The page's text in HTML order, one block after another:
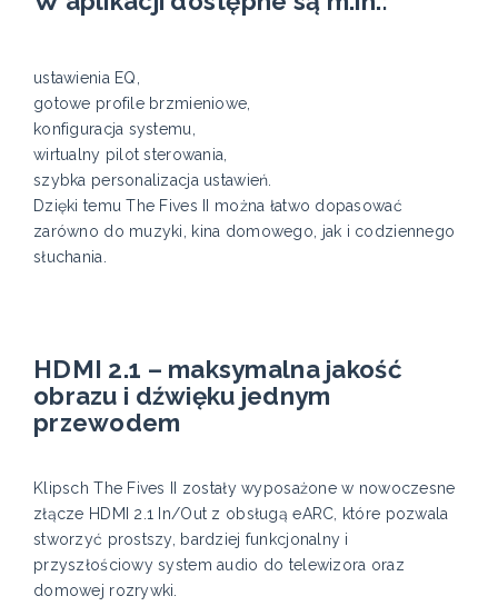
ustawienia EQ,
gotowe profile brzmieniowe,
konfiguracja systemu,
wirtualny pilot sterowania,
szybka personalizacja ustawień.
Dzięki temu The Fives II można łatwo dopasować
zarówno do muzyki, kina domowego, jak i codziennego
słuchania.
HDMI 2.1 – maksymalna jakość
obrazu i dźwięku jednym
przewodem
Klipsch The Fives II zostały wyposażone w nowoczesne
złącze HDMI 2.1 In/Out z obsługą eARC, które pozwala
stworzyć prostszy, bardziej funkcjonalny i
przyszłościowy system audio do telewizora oraz
domowej rozrywki.